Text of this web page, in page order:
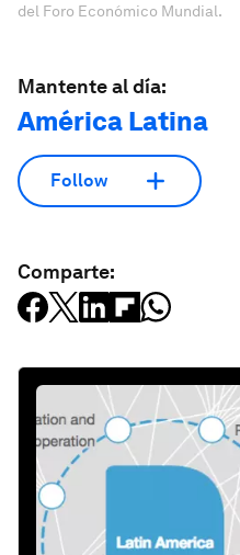
del Foro Económico Mundial.
Mantente al día:
América Latina
Follow
Comparte: